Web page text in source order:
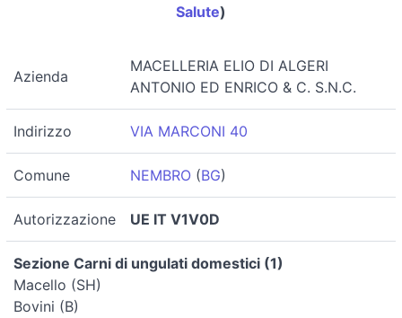
Salute)
Azienda
MACELLERIA ELIO DI ALGERI
ANTONIO ED ENRICO & C. S.N.C.
Indirizzo VIA MARCONI 40
Comune NEMBRO (BG)
Autorizzazione UE IT V1V0D
Sezione Carni di ungulati domestici (1)
Macello (SH)
Bovini (B)